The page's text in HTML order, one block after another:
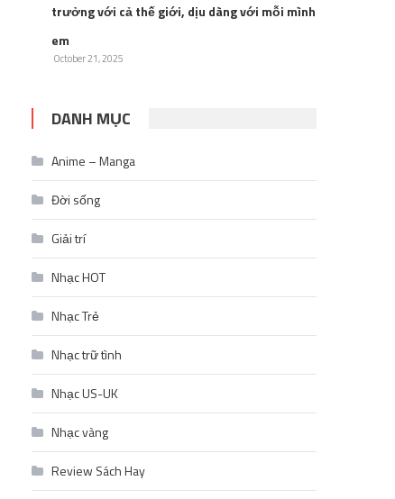
trưởng với cả thế giới, dịu dàng với mỗi mình
em
October 21, 2025
DANH MỤC
Anime – Manga
Đời sống
Giải trí
Nhạc HOT
Nhạc Trẻ
Nhạc trữ tình
Nhạc US-UK
Nhạc vàng
Review Sách Hay